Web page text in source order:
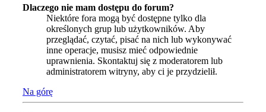
Dlaczego nie mam dostępu do forum?
Niektóre fora mogą być dostępne tylko dla
określonych grup lub użytkowników. Aby
przeglądać, czytać, pisać na nich lub wykonywać
inne operacje, musisz mieć odpowiednie
uprawnienia. Skontaktuj się z moderatorem lub
administratorem witryny, aby ci je przydzielił.
Na górę